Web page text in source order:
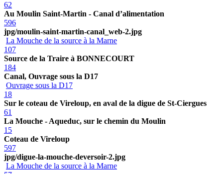
62
Au Moulin Saint-Martin - Canal d’alimentation
596
jpg/moulin-saint-martin-canal_web-2.jpg
La Mouche de la source à la Marne
107
Source de la Traire à BONNECOURT
184
Canal, Ouvrage sous la D17
Ouvrage sous la D17
18
Sur le coteau de Vireloup, en aval de la digue de St-Ciergues
61
La Mouche - Aqueduc, sur le chemin du Moulin
15
Coteau de Vireloup
597
jpg/digue-la-mouche-deversoir-2.jpg
La Mouche de la source à la Marne